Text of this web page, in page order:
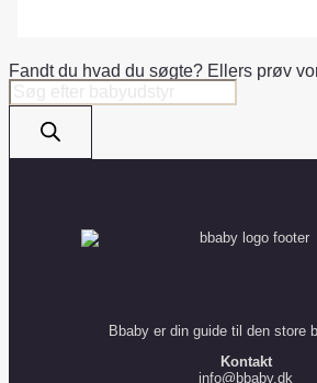
Fandt du hvad du søgte? Ellers prøv
Products
search
Bbaby er din guide til den store
Kontakt
info@bbaby.dk